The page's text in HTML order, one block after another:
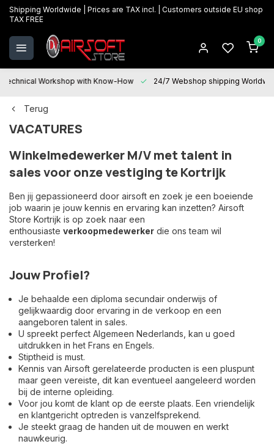
Shipping Worldwide | Prices are TAX incl. | Customers outside EU shop
TAX FREE
0
Technical Workshop with Know-How 24/7 Webshop shipping
Terug
VACATURES
Winkelmedewerker M/V met talent in
sales voor onze vestiging te Kortrijk
Ben jij gepassioneerd door airsoft en zoek je een boeiende
job waarin je jouw kennis en ervaring kan inzetten? Airsoft
Store Kortrijk is op zoek naar een
enthousiaste verkoopmedewerker die ons team wil
versterken!
Jouw Profiel?
Je behaalde een diploma secundair onderwijs of
gelijkwaardig door ervaring in de verkoop en een
aangeboren talent in sales.
U spreekt perfect Algemeen Nederlands, kan u goed
uitdrukken in het Frans en Engels.
Stiptheid is must.
Kennis van Airsoft gerelateerde producten is een pluspunt
maar geen vereiste, dit kan eventueel aangeleerd worden
bij de interne opleiding.
Voor jou komt de klant op de eerste plaats. Een vriendelijk
en klantgericht optreden is vanzelfsprekend.
Je steekt graag de handen uit de mouwen en werkt
nauwkeurig.